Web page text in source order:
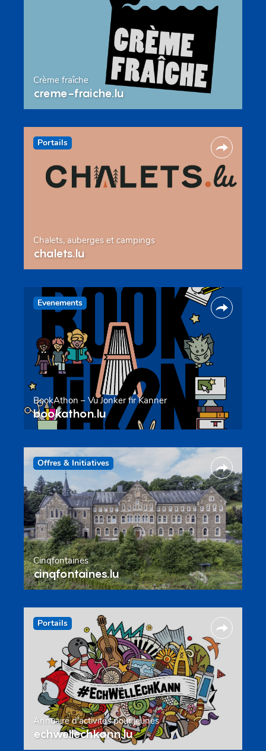
Crème fraîche
creme-fraiche.lu
Portails
Chalets, auberges et campings
chalets.lu
Evenements
BookAthon – Vu Jonker fir Kanner
bookathon.lu
Offres & Initiatives
Cinqfontaines
cinqfontaines.lu
Portails
Annuaire d’activités pour jeunes
echwellechkann.lu